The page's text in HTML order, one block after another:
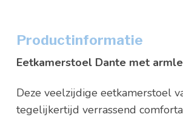
Productinformatie
Eetkamerstoel Dante met
Deze veelzijdige eetkamerstoel
tegelijkertijd verrassend